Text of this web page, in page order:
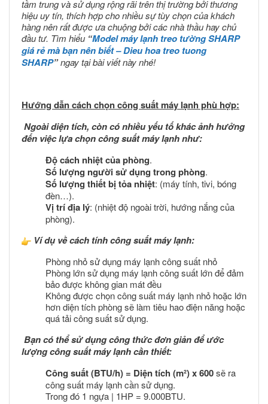
tầm trung và sử dụng rộng rãi trên thị trường bởi thương
hiệu uy tín, thích hợp cho nhiều sự tùy chọn của khách
hàng nên rất được ưa chuộng bởi các nhà thầu hay chủ
đầu tư. Tìm hiểu “Model máy lạnh treo tường SHARP
giá rẻ mà bạn nên biết – Dieu hoa treo tuong
SHARP”ngay tại bài viết này nhé!
Hướng dẫn cách chọn công suất máy lạnh phù hợp:
Ngoài diện tích, còn có nhiều yếu tố khác ảnh hưởng
đến việc lựa chọn công suất máy lạnh như:
Độ cách nhiệt của phòng.
Số lượng người sử dụng trong phòng.
Số lượng thiết bị tỏa nhiệt: (máy tính, tivi, bóng
đèn…).
Vị trí địa lý: (nhiệt độ ngoài trời, hướng nắng của
phòng).
Ví dụ về cách tính công suất máy lạnh:
Phòng nhỏ sử dụng máy lạnh công suất nhỏ
Phòng lớn sử dụng máy lạnh công suất lớn để đảm
bảo được không gian mát đều
Không được chọn công suất máy lạnh nhỏ hoặc lớn
hơn diện tích phòng sẽ làm tiêu hao điện năng hoặc
quá tải công suất sử dụng.
Bạn có thể sử dụng công thức đơn giản để ước
lượng công suất máy lạnh cần thiết:
Công suất (BTU/h) = Diện tích (m²) x 600sẽ ra
công suất máy lạnh cần sử dụng.
Trong đó 1 ngựa | 1HP = 9.000BTU.